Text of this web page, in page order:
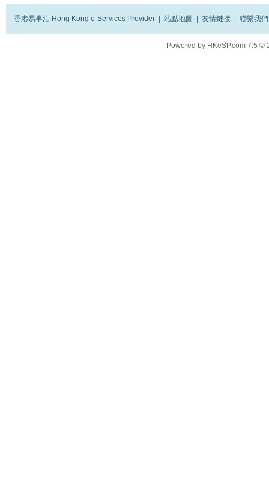
香港易事泊 Hong Kong e-Services Provider 站點地圖 友情鏈接 聯繫我們
Powered by HKeSP.com 7.5 ©